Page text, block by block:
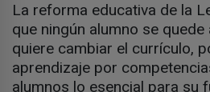
La reforma educativa de la
que ningún alumno se quede
quiere cambiar el currículo,
aprendizaje por
alumnos lo esencial para su